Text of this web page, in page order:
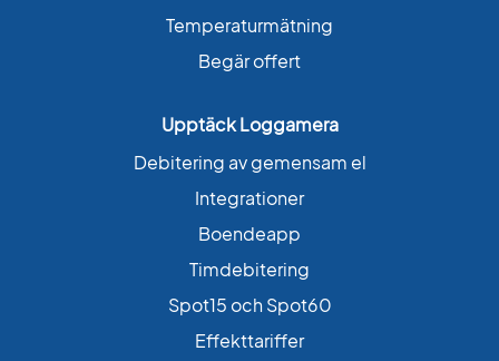
Temperaturmätning
Begär offert
Upptäck Loggamera
Debitering av gemensam el
Integrationer
Boendeapp
Timdebitering
Spot15 och Spot60
Effekttariffer